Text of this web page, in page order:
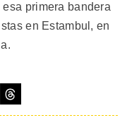
primera bandera
en Estambul, en